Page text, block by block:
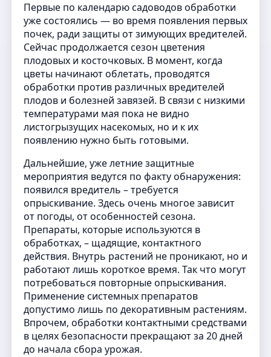
Первые по календарю садоводов обработки
уже состоялись — во время появления первых
почек, ради защиты от зимующих вредителей.
Сейчас продолжается сезон цветения
плодовых и косточковых. В момент, когда
цветы начинают облетать, проводятся
обработки против различных вредителей
плодов и болезней завязей. В связи с низкими
температурами мая пока не видно
листогрызущих насекомых, но и к их
появлению нужно быть готовыми.
Дальнейшие, уже летние защитные
мероприятия ведутся по факту обнаружения:
появился вредитель – требуется
опрыскивание. Здесь очень многое зависит
от погоды, от особенностей сезона.
Препараты, которые используются в
обработках, – щадящие, контактного
действия. Внутрь растений не проникают, но и
работают лишь короткое время. Так что могут
потребоваться повторные опрыскивания.
Применение системных препаратов
допустимо лишь по декоративным растениям.
Впрочем, обработки контактными средствами
в целях безопасности прекращают за 20 дней
до начала сбора урожая.